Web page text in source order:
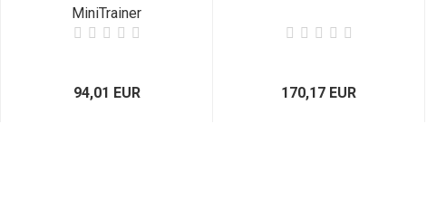
MiniTrainer
94,01 EUR 170,17 EUR